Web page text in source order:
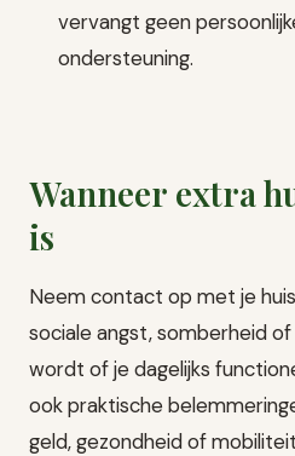
vervangt geen
ondersteuning.
Wanneer extra
is
Neem contact op met je
sociale angst, somberheid
wordt of je dagelijks
ook praktische
geld, gezondheid of